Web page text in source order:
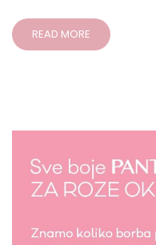
READ MORE